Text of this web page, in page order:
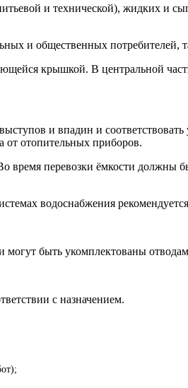
и технической), жидких и
и общественных потребителей,
крышкой. В центральной
и впадин и
от отопительных приборов.
время перевозки ёмкости
водоснабжения
быть укомплектованы
с назначением.